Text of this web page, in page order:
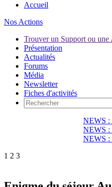
Accueil
Nos Actions
Trouver un Support ou une
Présentation
Actualités
Forums
Média
Newsletter
Fiches d'activités
NEWS :
NEWS :
NEWS :
1 2 3